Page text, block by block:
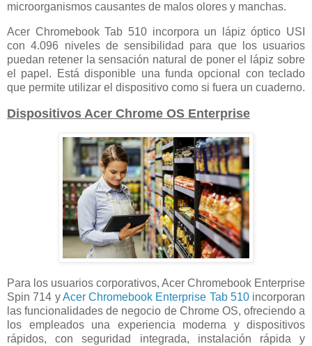
microorganismos causantes de malos olores y manchas.
Acer Chromebook Tab 510 incorpora un lápiz óptico USI
con 4.096 niveles de sensibilidad para que los usuarios
puedan retener la sensación natural de poner el lápiz sobre
el papel. Está disponible una funda opcional con teclado
que permite utilizar el dispositivo como si fuera un cuaderno.
Dispositivos Acer Chrome OS Enterprise
Para los usuarios corporativos, Acer Chromebook Enterprise
Spin 714 yAcer Chromebook Enterprise Tab 510incorporan
las funcionalidades de negocio de Chrome OS, ofreciendo a
los empleados una experiencia moderna y dispositivos
rápidos, con seguridad integrada, instalación rápida y